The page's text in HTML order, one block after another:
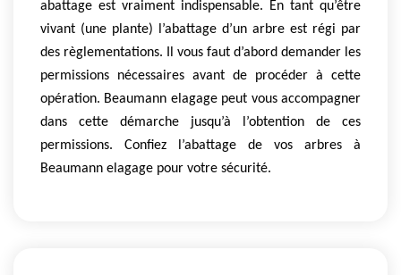
abattage est vraiment indispensable. En tant qu’être
vivant (une plante) l’abattage d’un arbre est régi par
des règlementations. Il vous faut d’abord demander les
permissions nécessaires avant de procéder à cette
opération. Beaumann elagage peut vous accompagner
dans cette démarche jusqu’à l’obtention de ces
permissions. Confiez l’abattage de vos arbres à
Beaumann elagage pour votre sécurité.